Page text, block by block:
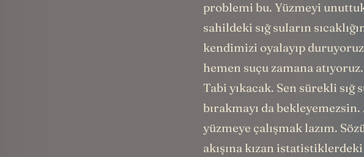
problemi bu. Yüzmeyi
sahildeki sığ suların
kendimizi oyalayıp
hemen suçu zamana
Tabi yıkacak. Sen sürekli sığ
bırakmayı da
yüzmeye çalışmak lazım.
akışına kızan